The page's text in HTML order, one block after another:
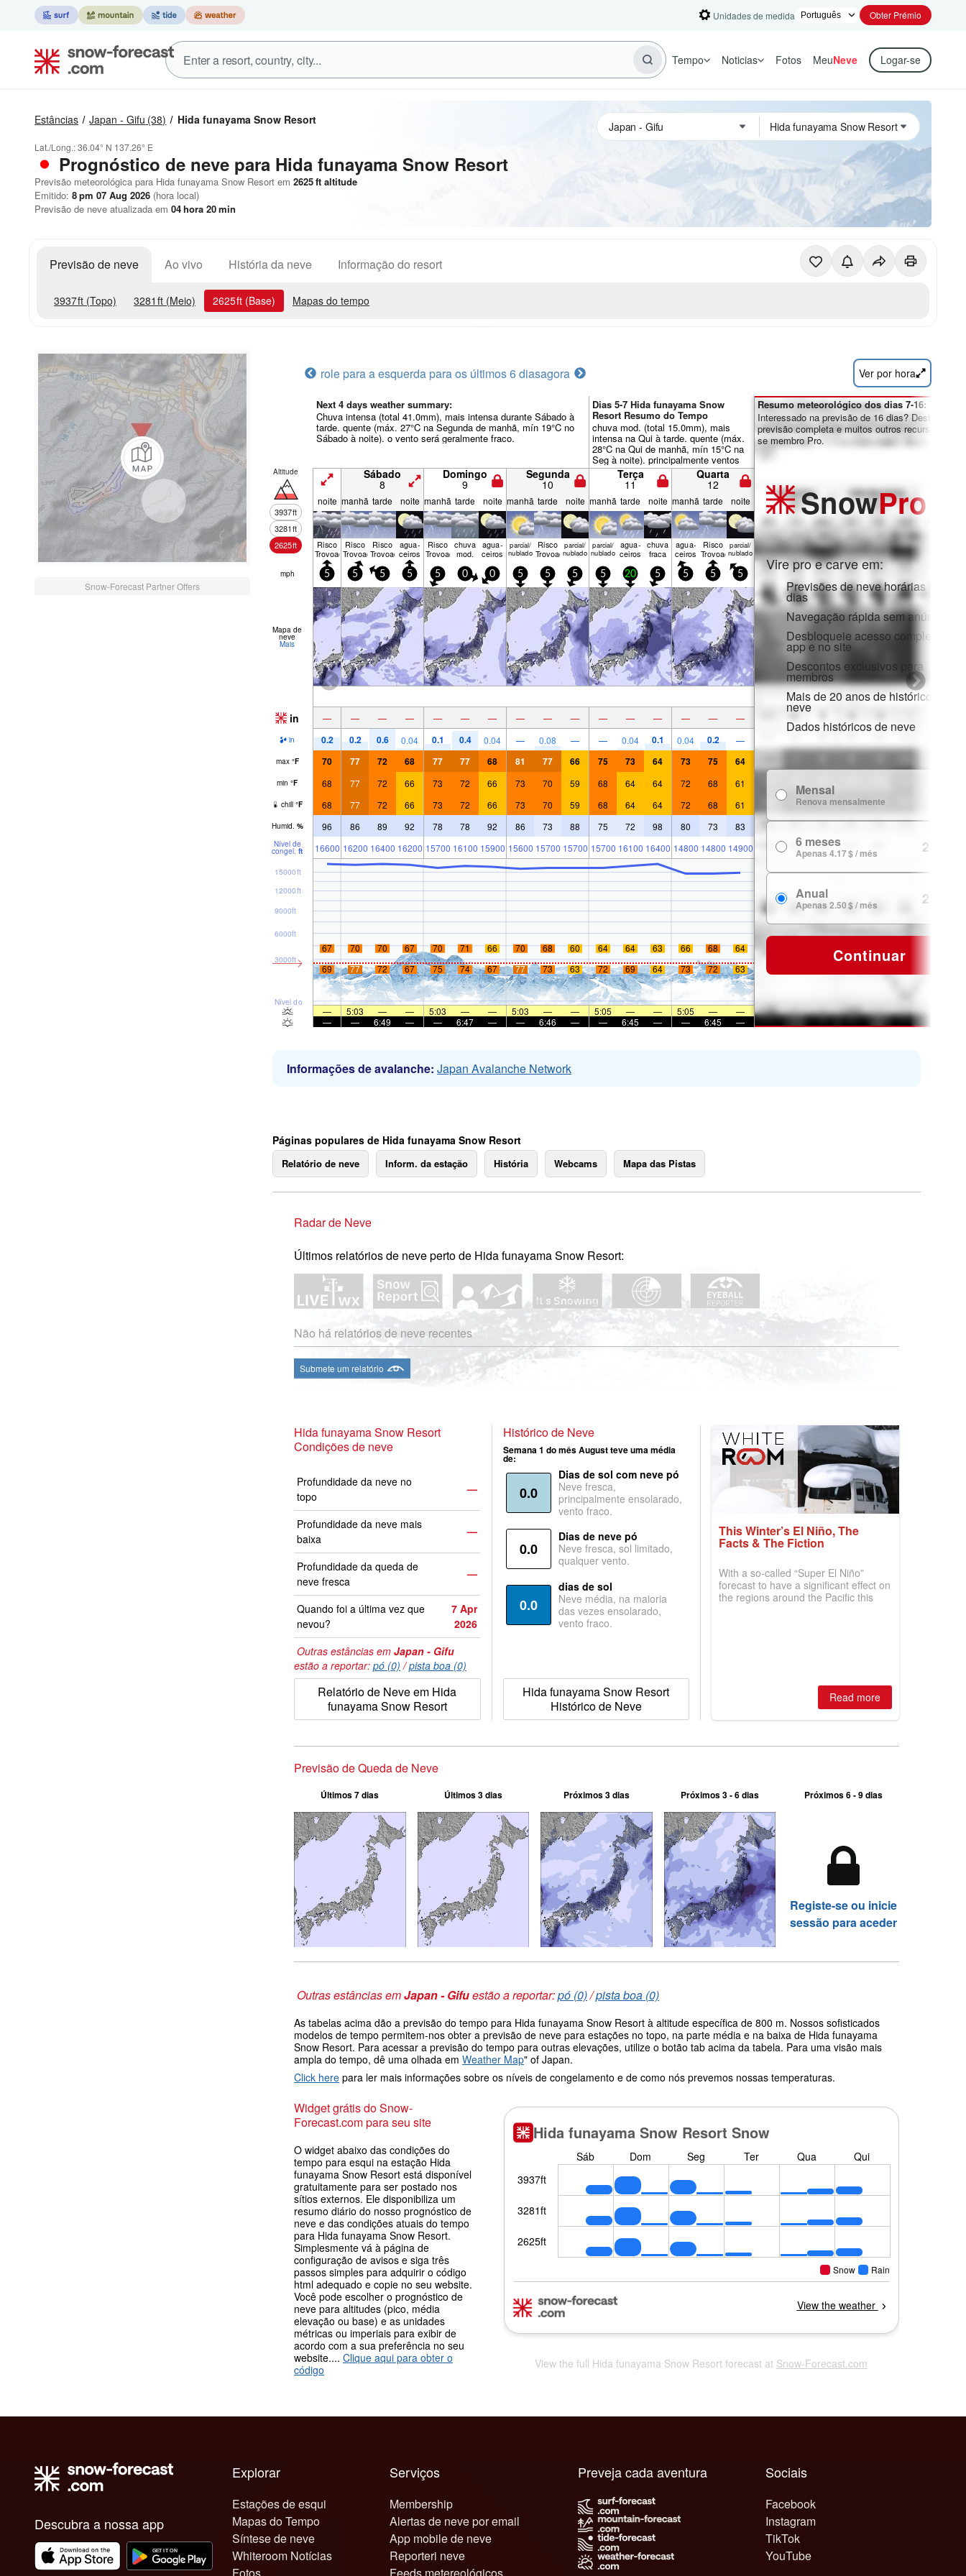
Unidades de medida Obter Prémio
Tempo Noticias Fotos MeuNeve Logar-se
Estâncias Japan - Gifu (38) Hida funayama Snow Resort
Lat./Long.:36.04° N 137.26° E
Prognóstico de neve para Hida funayama Snow Resort
Previsão meteorológica para Hida funayama Snow Resort em 2625ft altitude
Emitido: 8 pm 07 Aug 2026 (hora local)
Previsão de neve atualizada em 04hora 20min
Previsão de neve Ao vivo História da neve Informação do resort
3937ft (Topo) 3281 ft (Meio) 2625ft (Base) Mapas do tempo
Snow-Forecast Partner Offers
role para a esquerda para os últimos 6 diasagora Ver por hora
Next 4 days weather summary:
Chuva intensa (total 41.0mm), mais intensa durante Sábado à
tarde. quente (máx. 27°C na Segunda de manhã, mín 19°C no
Sábado à noite). o vento será geralmente fraco.
Dias 5-7 Hida funayama Snow
Resort Resumo do Tempo
chuva mod. (total 15.0mm), mais
intensa na Qui à tarde. quente (máx.
28°C na Qui de manhã, mín 15°C na
Seg à noite). principalmente ventos
frescos.
Altitude
3937ft
3281ft
2625ft
Sábado
8
Domingo
9
Segunda
10
Terça
11
Quarta
12
noite manhã tarde noite manhã tarde noite manhã tarde noite manhã tarde noite manhã tarde noite
Risco
Trovoada
Risco
Trovoada
Risco
Trovoada
agua­
ceiros
Risco
Trovoada
chuva
mod.
agua­
ceiros
parcial/
nublado
Risco
Trovoada
parcial/
nublado
parcial/
nublado
agua­
ceiros
chuva
fraca
agua­
ceiros
Risco
Trovoada
parcial/
nublado
mph 5 5 5 5 5 0 0 5 5 5 5 20 5 5 5 5
Mapa de
neve
Mais
in — — — — — — — — — — — — — — — —
in 0.2 0.2 0.6 0.04 0.1 0.4 0.04 — 0.08 — — 0.04 0.1 0.04 0.2 —
max °F 70 77 72 68 77 77 68 81 77 66 75 73 64 73 75 64
min °F 68 77 72 66 73 72 66 73 70 59 68 64 64 72 68 61
chill °F 68 77 72 66 73 72 66 73 70 59 68 64 64 72 68 61
Humid. % 96 86 89 92 78 78 92 86 73 88 75 72 98 80 73 83
Nível de
congel. ft 16600 16200 16400 16200 15700 16100 15900 15600 15700 15700 15700 16100 16400 14800 14800 14900
Nível do mar
3000ft
6000ft
9000ft
12000ft
15000ft
67 70 70 67 70 71 66 70 68 60 64 64 63 66 68
64
69
77 72 67 75 74 67 77 73 63 72 69 64 73 72 63
— 5:03 — — 5:03 — — 5:03 — — 5:05 — — 5:05 —
—
—
— 6:49 — — 6:47 — — 6:46 — — 6:45 — — 6:45 —
Resumo meteorológico dos dias 7-16:
Interessado na previsão de 16 dias? Desbloqueie
previsão completa e muitos outros recursos ao
se membro Pro.
SnowPro
Vire pro e carve em:
Previsões de neve horárias e de 16
dias
Navegação rápida sem anúncios
Desbloqueie acesso completo na
app e no site
Descontos exclusivos para
membros
Mais de 20 anos de histórico de
neve
Dados históricos de neve
Mensal
Renova mensalmente
6 meses
Apenas 4.17 $ / mês 24.99 $
Anual
Apenas 2.50 $ / mês 29.99 $
Continuar
Informações de avalanche: Japan Avalanche Network
Páginas populares de Hida funayama Snow Resort
Relatório de neve Inform. da estação História Webcams Mapa das Pistas
Radar de Neve
Últimos relatórios de neve perto de Hida funayama Snow Resort:
Não há relatórios de neve recentes
Submete um relatório
Hida funayama Snow Resort
Condições de neve
Profundidade da neve no
topo
—
Profundidade da neve mais
baixa
—
Profundidade da queda de
neve fresca
—
Quando foi a última vez que
nevou?
7 Apr
2026
Outras estâncias em Japan - Gifu
estão a reportar: pó (0) /pista boa (0)
Relatório de Neve em Hida
funayama Snow Resort
Histórico de Neve
Semana 1 do mês August teve uma média
de:
0.0
Dias de sol com neve pó
Neve fresca,
principalmente ensolarado,
vento fraco.
0.0
Dias de neve pó
Neve fresca, sol limitado,
qualquer vento.
0.0
dias de sol
Neve média, na maioria
das vezes ensolarado,
vento fraco.
Hida funayama Snow Resort
Histórico de Neve
This Winter’s El Niño, The
Facts & The Fiction
With a so-called “Super El Niño”
forecast to have a significant effect on
the regions around the Pacific this
Read more
Previsão de Queda de Neve
Últimos 7 dias Últimos 3 dias Próximos 3 dias Próximos 3 - 6 dias Próximos 6 - 9 dias
Registe-se ou inicie
sessão para aceder
Outras estâncias emJapan - Gifuestão a reportar:pó (0)/pista boa (0)
As tabelas acima dão a previsão do tempo para Hida funayama Snow Resort à altitude específica de 800 m. Nossos sofisticados
modelos de tempo permitem-nos obter a previsão de neve para estações no topo, na parte média e na baixa de Hida funayama
Snow Resort. Para acessar a previsão do tempo para outras elevações, utilize o botão tab acima da tabela. Para uma visão mais
ampla do tempo, dê uma olhada em Weather Map" of Japan.
Click here para ler mais informações sobre os níveis de congelamento e de como nós prevemos nossas temperaturas.
Widget grátis do Snow-
Forecast.com para seu site
O widget abaixo das condições do
tempo para esqui na estação Hida
funayama Snow Resort está disponível
gratuitamente para ser postado nos
sítios externos. Ele disponibiliza um
resumo diário do nosso prognóstico de
neve e das condições atuais do tempo
para Hida funayama Snow Resort.
Simplesmente vá à página de
configuração de avisos e siga três
passos simples para adquirir o código
html adequado e copie no seu website.
Você pode escolher o prognóstico de
neve para altitudes (pico, média
elevação ou base) e as unidades
métricas ou imperiais para exibir de
acordo com a sua preferência no seu
website.... Clique aqui para obter o
código
View the full Hida funayama Snow Resort forecast at Snow-Forecast.com
Descubra a nossa app
Explorar
Estações de esqui
Mapas do Tempo
Síntese de neve
Whiteroom Notícias
Fotos
Serviços
Membership
Alertas de neve por email
App mobile de neve
Reporteri neve
Feeds metereológicos
Sociais
Facebook
Instagram
TikTok
YouTube
Preveja cada aventura